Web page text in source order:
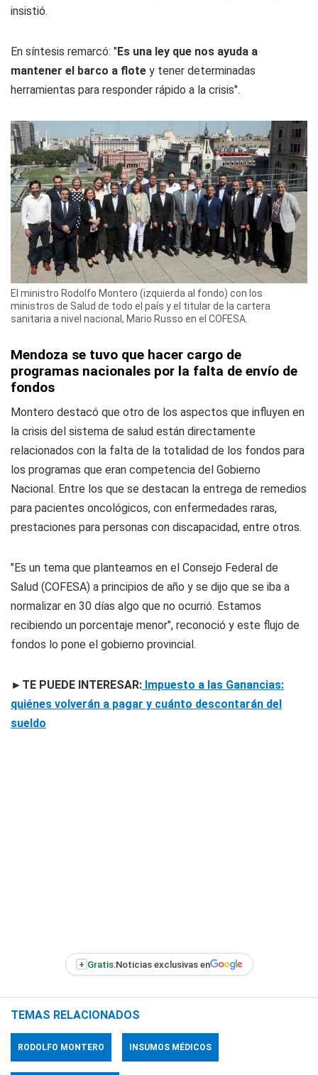
insistió.
En síntesis remarcó: "Es una ley que nos ayuda a
mantener el barco a flote y tener determinadas
herramientas para responder rápido a la crisis".
El ministro Rodolfo Montero (izquierda al fondo) con los
ministros de Salud de todo el país y el titular de la cartera
sanitaria a nivel nacional, Mario Russo en el COFESA.
Mendoza se tuvo que hacer cargo de
programas nacionales por la falta de envío de
fondos
Montero destacó que otro de los aspectos que influyen en
la crisis del sistema de salud están directamente
relacionados con la falta de la totalidad de los fondos para
los programas que eran competencia del Gobierno
Nacional. Entre los que se destacan la entrega de remedios
para pacientes oncológicos, con enfermedades raras,
prestaciones para personas con discapacidad, entre otros.
"Es un tema que planteamos en el Consejo Federal de
Salud (COFESA) a principios de año y se dijo que se iba a
normalizar en 30 días algo que no ocurrió. Estamos
recibiendo un porcentaje menor", reconoció y este flujo de
fondos lo pone el gobierno provincial.
►TE PUEDE INTERESAR: Impuesto a las Ganancias:
quiénes volverán a pagar y cuánto descontarán del
sueldo
+ Gratis:Noticias exclusivas en
TEMAS RELACIONADOS
RODOLFO MONTERO INSUMOS MÉDICOS